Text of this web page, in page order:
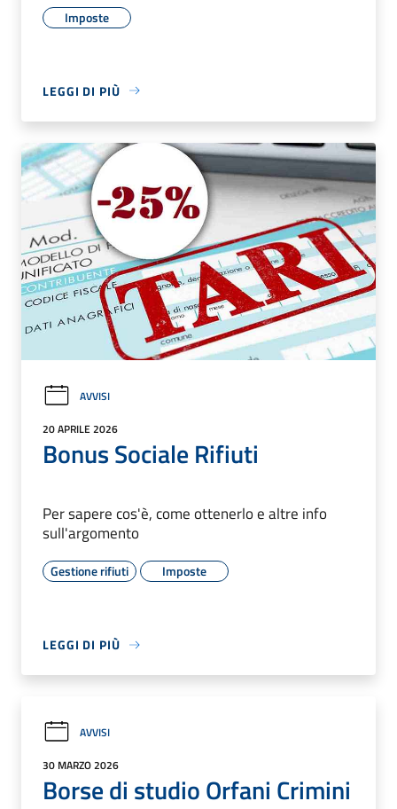
Imposte
LEGGI DI PIÙ
AVVISI
20 APRILE 2026
Bonus Sociale Rifiuti
Per sapere cos'è, come ottenerlo e altre info
sull'argomento
Gestione rifiuti Imposte
LEGGI DI PIÙ
AVVISI
30 MARZO 2026
Borse di studio Orfani Crimini